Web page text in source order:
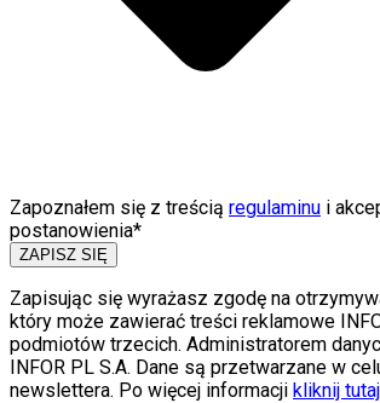
Zapoznałem się z treścią regulaminu i
postanowienia*
ZAPISZ SIĘ
Zapisując się wyrażasz zgodę na
który może zawierać treści reklamowe
podmiotów trzecich. Administratorem
INFOR PL S.A. Dane są przetwarzane w
newslettera. Po więcej informacji kliknij tutaj